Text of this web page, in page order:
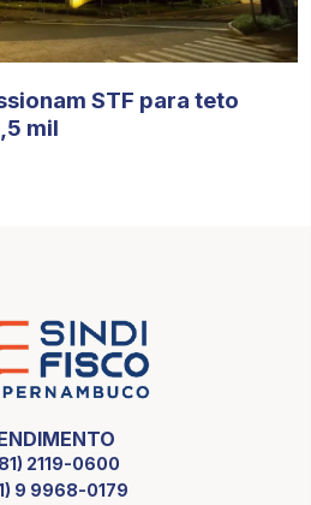
STF para teto
mil
2119-0600
9 9968-0179